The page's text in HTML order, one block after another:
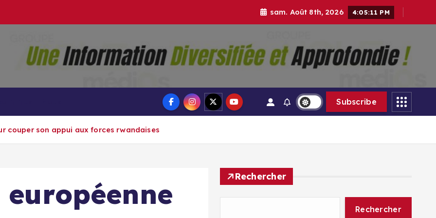
sam. Août 8th, 2026 4:05:13 PM
Groupe Aigle Médias
Subscribe
couper son appui aux forces rwandaises
européenne
Rechercher
Rechercher